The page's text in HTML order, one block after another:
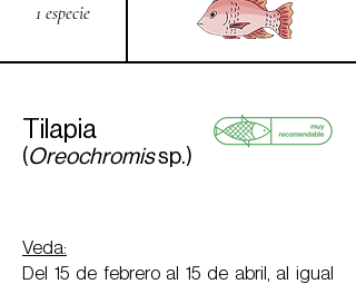
1 especie
Tilapia
(Oreochromissp.)
Veda:
Del 15 de febrero al 15 de abril, al igual